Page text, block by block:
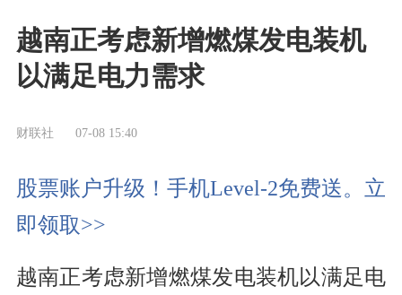
越南正考虑新增燃煤发电装机
以满足电力需求
财联社 07-08 15:40
股票账户升级！手机Level-2免费送。立
即领取>>
越南正考虑新增燃煤发电装机以满足电